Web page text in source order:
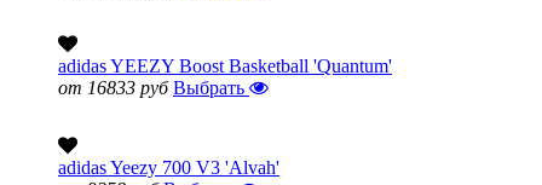
adidas YEEZY Boost Basketball 'Quantum'
от 16833 руб Выбрать
adidas Yeezy 700 V3 'Alvah'